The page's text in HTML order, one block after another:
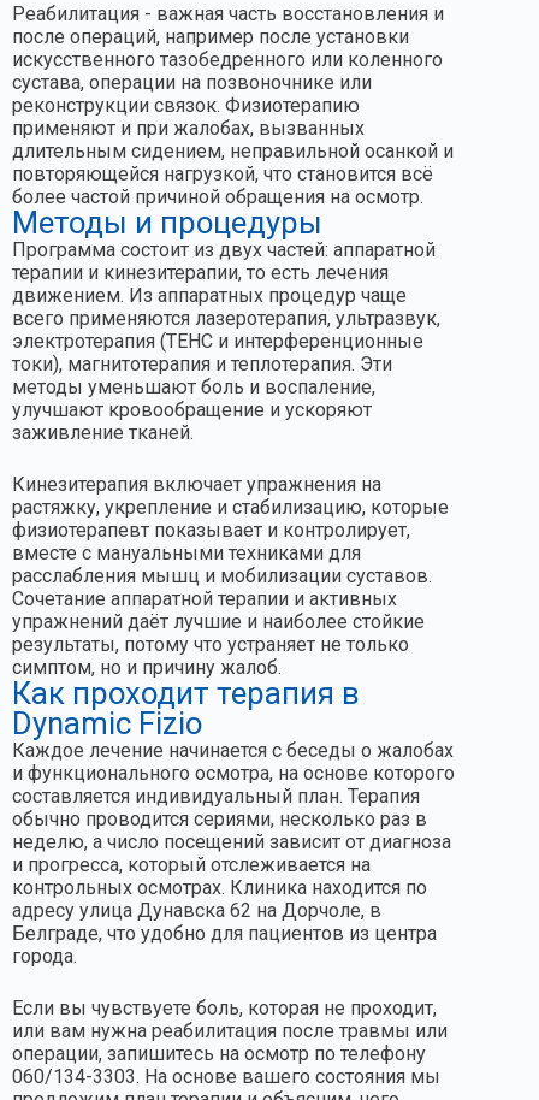
Реабилитация - важная часть восстановления и
после операций, например после установки
искусственного тазобедренного или коленного
сустава, операции на позвоночнике или
реконструкции связок. Физиотерапию
применяют и при жалобах, вызванных
длительным сидением, неправильной осанкой и
повторяющейся нагрузкой, что становится всё
более частой причиной обращения на осмотр.
Методы и процедуры
Программа состоит из двух частей: аппаратной
терапии и кинезитерапии, то есть лечения
движением. Из аппаратных процедур чаще
всего применяются лазеротерапия, ультразвук,
электротерапия (ТЕНС и интерференционные
токи), магнитотерапия и теплотерапия. Эти
методы уменьшают боль и воспаление,
улучшают кровообращение и ускоряют
заживление тканей.
Кинезитерапия включает упражнения на
растяжку, укрепление и стабилизацию, которые
физиотерапевт показывает и контролирует,
вместе с мануальными техниками для
расслабления мышц и мобилизации суставов.
Сочетание аппаратной терапии и активных
упражнений даёт лучшие и наиболее стойкие
результаты, потому что устраняет не только
симптом, но и причину жалоб.
Как проходит терапия в
Dynamic Fizio
Каждое лечение начинается с беседы о жалобах
и функционального осмотра, на основе которого
составляется индивидуальный план. Терапия
обычно проводится сериями, несколько раз в
неделю, а число посещений зависит от диагноза
и прогресса, который отслеживается на
контрольных осмотрах. Клиника находится по
адресу улица Дунавска 62 на Дорчоле, в
Белграде, что удобно для пациентов из центра
города.
Если вы чувствуете боль, которая не проходит,
или вам нужна реабилитация после травмы или
операции, запишитесь на осмотр по телефону
060/134-3303. На основе вашего состояния мы